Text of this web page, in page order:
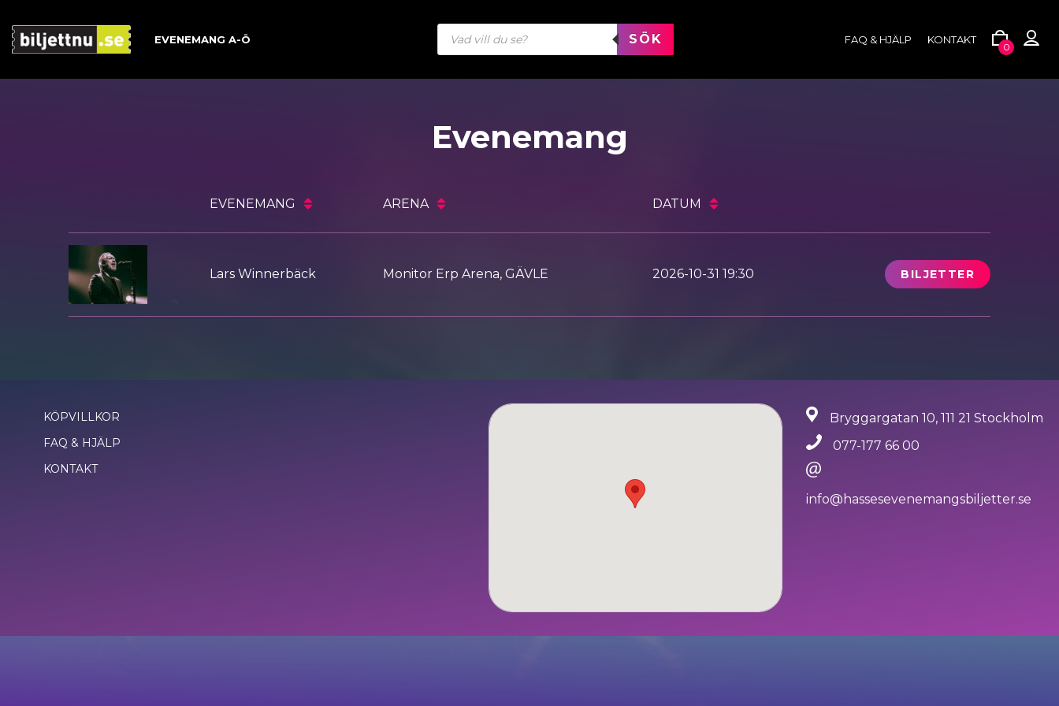
Skip
content
EVENEMANG A-Ö
Produktsökning
SÖK FAQ & HJÄLP KONTAKT
0
Evenemang
EVENEMANG ARENA DATUM
Lars Winnerbäck Monitor Erp Arena, GÄVLE 2026-10-31 19:30 BILJETTER
KÖPVILLKOR
FAQ & HJÄLP
KONTAKT
Bryggargatan 10, 111 21 Stockholm
077-177 66 00
info@hassesevenemangsbiljetter.se